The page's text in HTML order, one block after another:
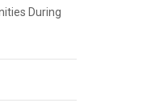
During